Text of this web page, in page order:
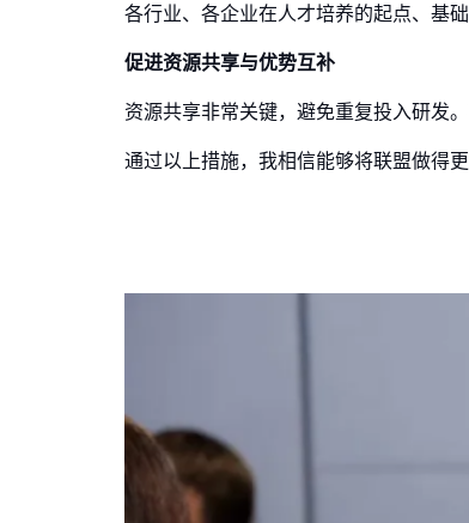
各行业、各企业在人才培养的起点、基
促进资源共享与优势互补
资源共享非常关键，避免重复投入研发
通过以上措施，我相信能够将联盟做得